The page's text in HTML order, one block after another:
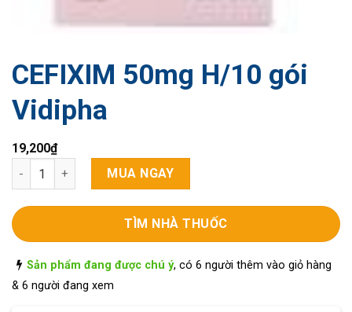
CEFIXIM 50mg H/10 gói
Vidipha
19,200₫
CEFIXIM 50mg H/10 gói Vidipha số lượng
MUA NGAY
TÌM NHÀ THUỐC
Sản phẩm đang được chú ý, có 6 người thêm vào giỏ hàng
& 6 người đang xem